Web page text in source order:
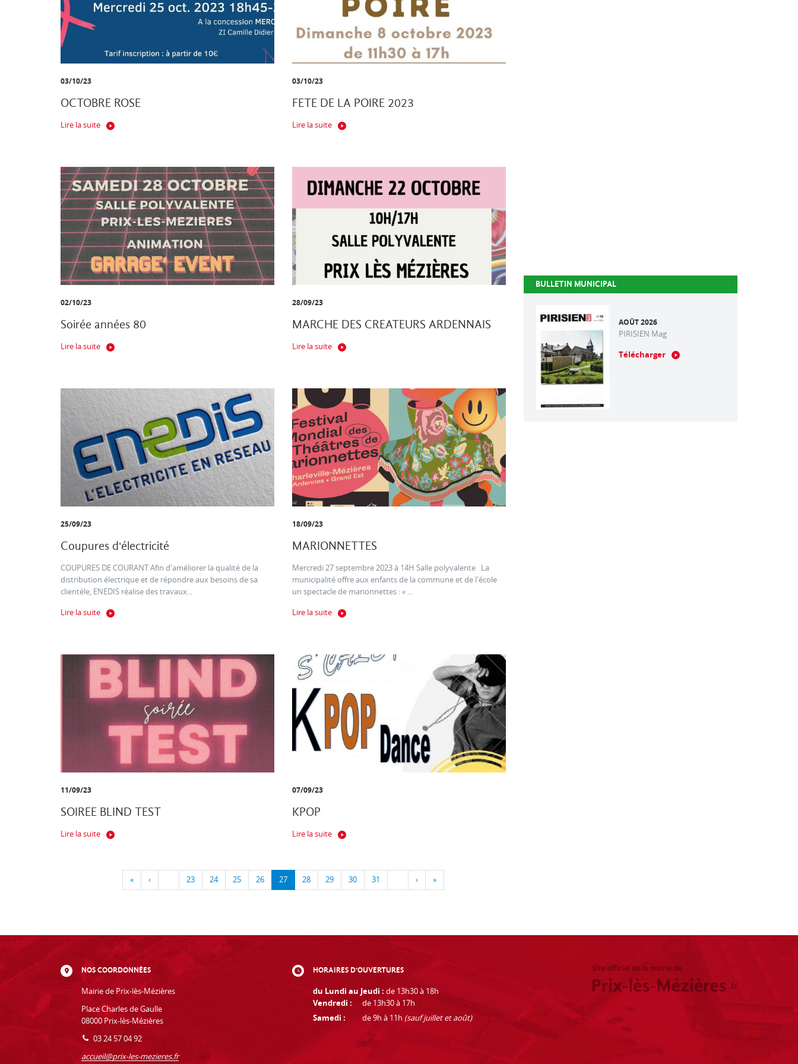
03/10/23
OCTOBRE ROSE
Lire la suite
03/10/23
FETE DE LA POIRE 2023
Lire la suite
02/10/23
Soirée années 80
Lire la suite
28/09/23
MARCHE DES CREATEURS ARDENNAIS
Lire la suite
25/09/23
Coupures d'électricité
COUPURES DE COURANT Afin d'améliorer la qualité de la
distribution électrique et de répondre aux besoins de sa
clientèle, ENEDIS réalise des travaux...
Lire la suite
18/09/23
MARIONNETTES
Mercredi 27 septembre 2023 à 14H Salle polyvalente La
municipalité offre aux enfants de la commune et de l'école
un spectacle de marionnettes : « ...
Lire la suite
11/09/23
SOIREE BLIND TEST
Lire la suite
07/09/23
KPOP
Lire la suite
« ‹ … 23 24 25 26 27 28 29 30 31 … › »
BULLETIN MUNICIPAL
AOÛT 2026
PIRISIEN Mag
Télécharger
NOS COORDONNÉES
Mairie de Prix-lès-Mézières
Place Charles de Gaulle
08000 Prix-lès-Mézières
03 24 57 04 92
accueil@prix-les-mezieres.fr
HORAIRES D'OUVERTURES
du Lundi au Jeudi : de 13h30 à 18h
Vendredi :
de 13h30 à 17h
Samedi :
de 9h à 11h (sauf juillet et août)